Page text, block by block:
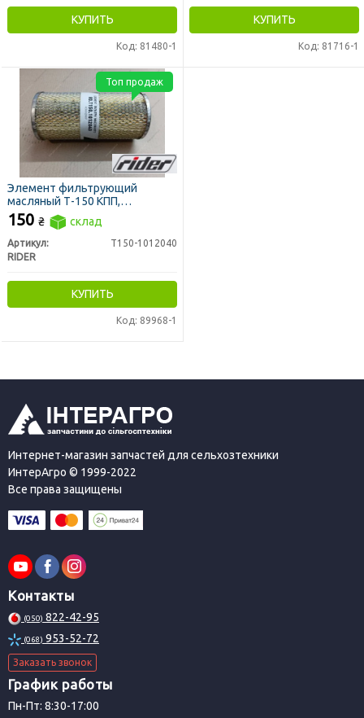
КУПИТЬ
Код: 81480-1
КУПИТЬ
Код: 81716-1
Элемент фильтрующий
масляный Т-150 КПП,
гидросистемы МТЗ,
метал.ДОН 1500,Т-40 (RIDER)
150 ₴ склад
Артикул:
Т150-1012040
RIDER
КУПИТЬ
Код: 89968-1
Топ продаж
Интернет-магазин запчастей для сельхозтехники
ИнтерАгро © 1999-2022
Все права защищены
Контакты
(050) 822-42-95
(068) 953-52-72
Заказать звонок
График работы
Пн-Пт: 8:30-17:00